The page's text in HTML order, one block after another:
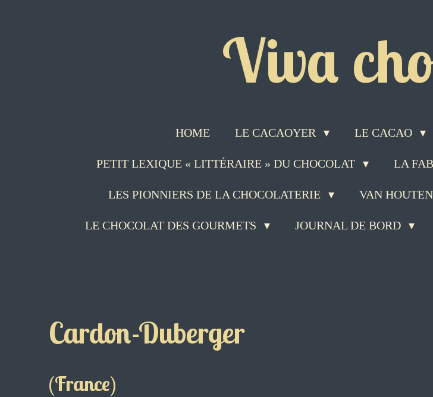
Viva
HOME LE CACAOYER LE CACAO
PETIT LEXIQUE « LITTÉRAIRE » DU CHOCOLAT LA
LES PIONNIERS DE LA CHOCOLATERIE VAN HOUTEN
LE CHOCOLAT DES GOURMETS JOURNAL DE BORD
Cardon-Duberger
(France)